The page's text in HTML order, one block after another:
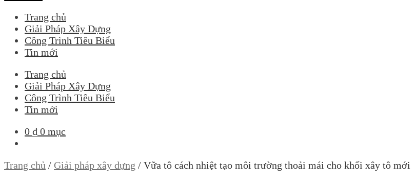
Trang chủ
Giải Pháp Xây Dựng
Công Trình Tiêu Biểu
Tin mới
Trang chủ
Giải Pháp Xây Dựng
Công Trình Tiêu Biểu
Tin mới
0 ₫ 0 mục
Trang chủ / Giải pháp xây dựng / Vữa tô cách nhiệt tạo môi trường thoải mái cho khối xây tô mới